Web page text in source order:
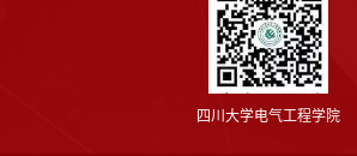
四川大学电气工程学院